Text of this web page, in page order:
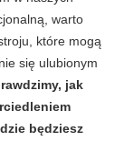
warto
które mogą
się ulubionym
jak
będziesz